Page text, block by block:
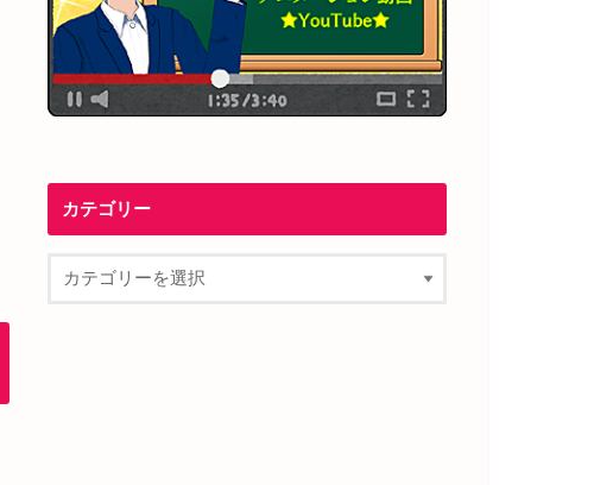
カテゴリー